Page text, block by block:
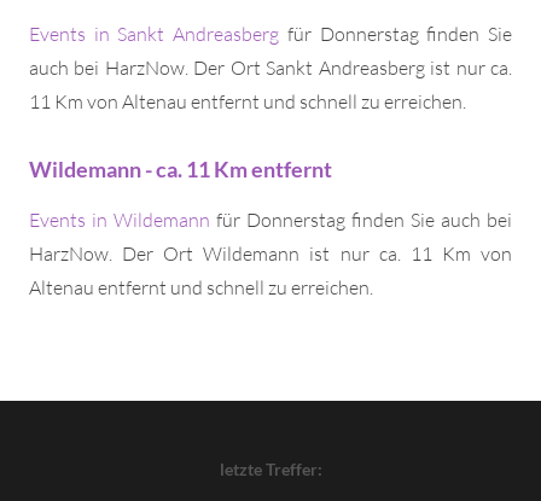
Events in Sankt Andreasberg für Donnerstag finden Sie
auch bei HarzNow. Der Ort Sankt Andreasberg ist nur ca.
11 Km von Altenau entfernt und schnell zu erreichen.
Wildemann - ca. 11 Km entfernt
Events in Wildemann für Donnerstag finden Sie auch bei
HarzNow. Der Ort Wildemann ist nur ca. 11 Km von
Altenau entfernt und schnell zu erreichen.
letzte Treffer: